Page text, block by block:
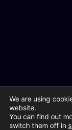
We are using
website.
You can find out
switch them off in